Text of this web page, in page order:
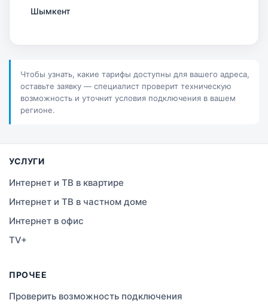
Шымкент
Петропавловск
Темиртау
Тараз
Правда
Чтобы узнать, какие тарифы доступны для вашего адреса,
оставьте заявку — специалист проверит техническую
возможность и уточнит условия подключения в вашем
регионе.
УСЛУГИ
Интернет и ТВ в квартире
Интернет и ТВ в частном доме
Интернет в офис
TV+
ПРОЧЕЕ
Проверить возможность подключения